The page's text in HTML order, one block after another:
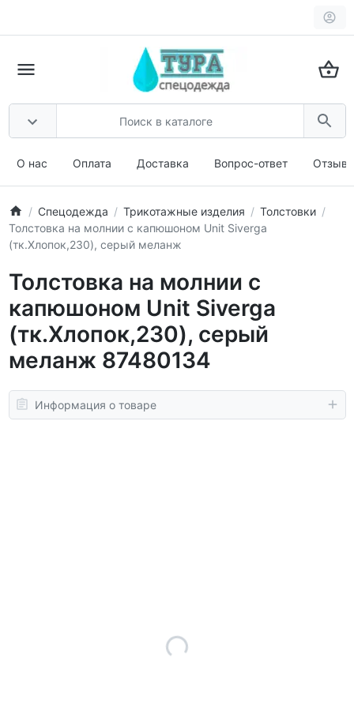
О нас Оплата Доставка Вопрос-ответ
Спецодежда Трикотажные изделия
Толстовки
Толстовка на молнии с капюшоном Unit Siverga
(тк.Хлопок,230), серый меланж
Толстовка на молнии с
капюшоном Unit Siverga
(тк.Хлопок,230), серый
меланж 87480134
Информация о товаре